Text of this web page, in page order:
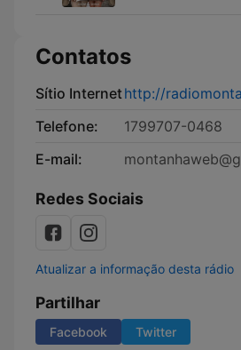
Contatos
Sítio Internethttp://
Telefone:
1799707-0468
E-mail:
Redes Sociais
Atualizar a informação desta rádio
Partilhar
Facebook Twitter